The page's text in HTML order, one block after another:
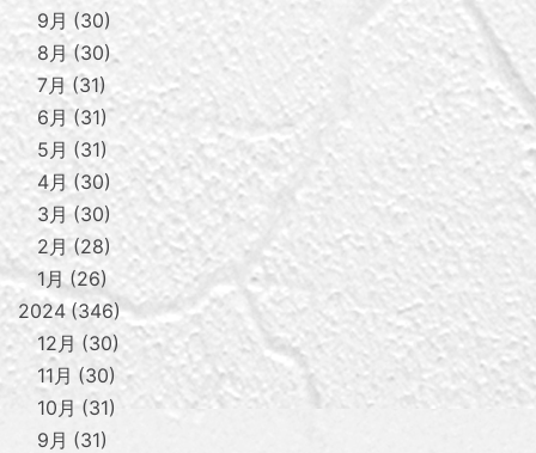
9月
30
8月 30
7月 31
6月
31
5月
31
4月 30
3月 30
2月
28
1月 26
2024 346
12月
30
11月
30
10月
31
9月
31